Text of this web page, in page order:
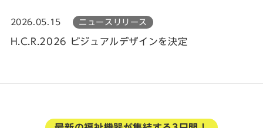
2026.05.15 ニュースリリース
H.C.R.2026 ビジュアルデザインを決定